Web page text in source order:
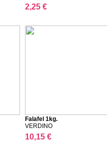
2,25 €
Falafel 1kg.
VERDINO
10,15 €